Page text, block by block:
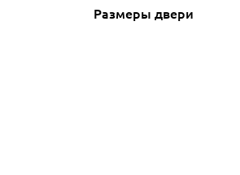
Размеры двери